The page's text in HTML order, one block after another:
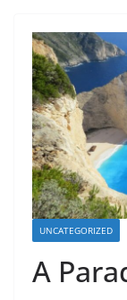
UNCATEGORIZED
A